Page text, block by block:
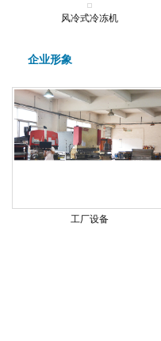
风冷式冷冻机
企业形象
工厂设备